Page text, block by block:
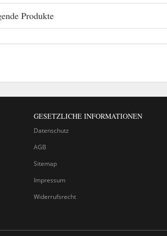
Produkte
GESETZLICHE INFORMATIONEN
Datenschutz
AGB
Sitemap
Impressum
Widerrufsrecht